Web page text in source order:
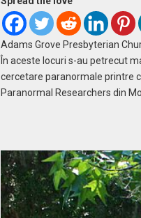
Adams Grove Presbyterian
În aceste locuri s-au petrecut
cercetare paranormale printre
Paranormal Researchers din